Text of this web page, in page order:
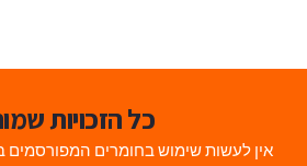
כל הזכויות
אין לעשות שימוש בחומרים